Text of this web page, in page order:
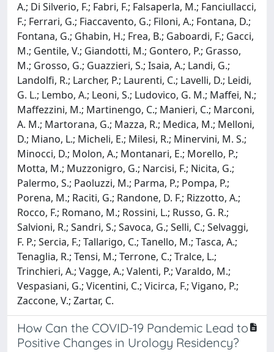
A.; Di Silverio, F.; Fabri, F.; Falsaperla, M.; Fanciullacci,
F.; Ferrari, G.; Fiaccavento, G.; Filoni, A.; Fontana, D.;
Fontana, G.; Ghabin, H.; Frea, B.; Gaboardi, F.; Gacci,
M.; Gentile, V.; Giandotti, M.; Gontero, P.; Grasso,
M.; Grosso, G.; Guazzieri, S.; Isaia, A.; Landi, G.;
Landolfi, R.; Larcher, P.; Laurenti, C.; Lavelli, D.; Leidi,
G. L.; Lembo, A.; Leoni, S.; Ludovico, G. M.; Maffei, N.;
Maffezzini, M.; Martinengo, C.; Manieri, C.; Marconi,
A. M.; Martorana, G.; Mazza, R.; Medica, M.; Melloni,
D.; Miano, L.; Micheli, E.; Milesi, R.; Minervini, M. S.;
Minocci, D.; Molon, A.; Montanari, E.; Morello, P.;
Motta, M.; Muzzonigro, G.; Narcisi, F.; Nicita, G.;
Palermo, S.; Paoluzzi, M.; Parma, P.; Pompa, P.;
Porena, M.; Raciti, G.; Randone, D. F.; Rizzotto, A.;
Rocco, F.; Romano, M.; Rossini, L.; Russo, G. R.;
Salvioni, R.; Sandri, S.; Savoca, G.; Selli, C.; Selvaggi,
F. P.; Sercia, F.; Tallarigo, C.; Tanello, M.; Tasca, A.;
Tenaglia, R.; Tensi, M.; Terrone, C.; Tralce, L.;
Trinchieri, A.; Vagge, A.; Valenti, P.; Varaldo, M.;
Vespasiani, G.; Vicentini, C.; Vicirca, F.; Vigano, P.;
Zaccone, V.; Zartar, C.
How Can the COVID-19 Pandemic Lead to
Positive Changes in Urology Residency?